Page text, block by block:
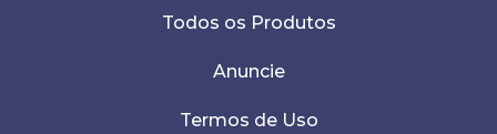
Todos os Produtos
Anuncie
Termos de Uso